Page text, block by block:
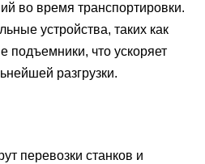
во время транспортировки.
устройства, таких как
подъемники, что ускоряет
разгрузки.
перевозки станков и